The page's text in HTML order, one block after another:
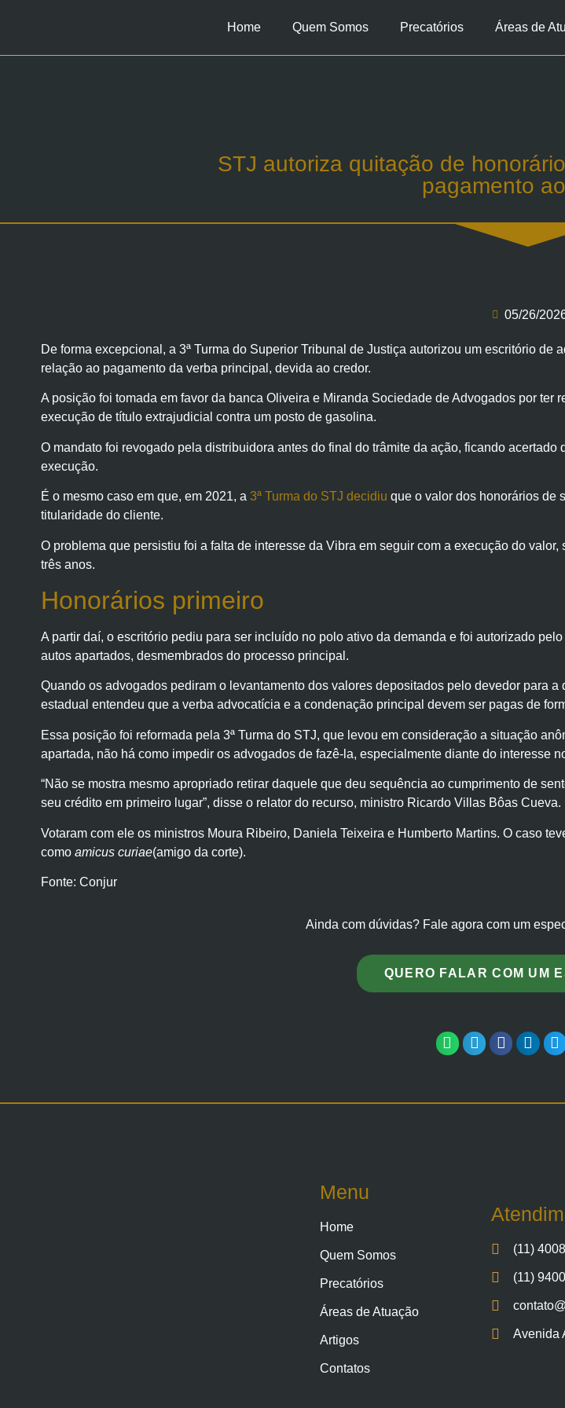
Home Quem Somos Precatórios Áreas de
STJ autoriza quitação de
pagamento
05/26/
De forma excepcional, a 3ª Turma do Superior Tribunal de Justiça autorizou um escritório
relação ao pagamento da verba principal, devida ao credor.
A posição foi tomada em favor da banca Oliveira e Miranda Sociedade de Advogados por
execução de título extrajudicial contra um posto de gasolina.
O mandato foi revogado pela distribuidora antes do final do trâmite da ação, ficando
execução.
É o mesmo caso em que, em 2021, a 3ª Turma do STJ decidiu que o valor dos honorários de
titularidade do cliente.
O problema que persistiu foi a falta de interesse da Vibra em seguir com a execução do
três anos.
Honorários primeiro
A partir daí, o escritório pediu para ser incluído no polo ativo da demanda e foi autorizado
autos apartados, desmembrados do processo principal.
Quando os advogados pediram o levantamento dos valores depositados pelo devedor para
estadual entendeu que a verba advocatícia e a condenação principal devem ser pagas de
Essa posição foi reformada pela 3ª Turma do STJ, que levou em consideração a situação
apartada, não há como impedir os advogados de fazê-la, especialmente diante do interesse
“Não se mostra mesmo apropriado retirar daquele que deu sequência ao cumprimento de
seu crédito em primeiro lugar”, disse o relator do recurso, ministro Ricardo Villas Bôas Cueva.
Votaram com ele os ministros Moura Ribeiro, Daniela Teixeira e Humberto Martins. O caso
como amicus curiae(amigo da corte).
Fonte: Conjur
Ainda com dúvidas? Fale agora com um
QUERO FALAR COM UM
Menu
Home
Quem Somos
Precatórios
Áreas de Atuação
Artigos
Contatos
(11)
(11)
Avenida